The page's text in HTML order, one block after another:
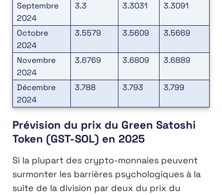
Septembre
2024
3.3 3.3031 3.3091
Octobre
2024
3.5579 3.5609 3.5669
Novembre
2024
3.6769 3.6809 3.6889
Décembre
2024
3.788 3.793 3.799
Prévision du prix du Green Satoshi
Token (GST-SOL) en 2025
Si la plupart des crypto-monnaies peuvent
surmonter les barrières psychologiques à la
suite de la division par deux du prix du